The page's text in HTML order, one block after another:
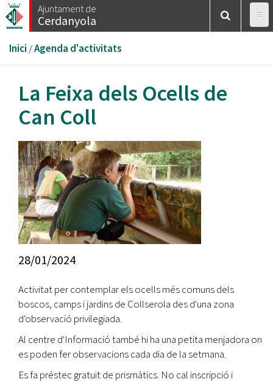
Vés
al
Ajuntament de
Cerdanyola
Esteu
aquí
Inici /Agenda d'activitats
La Feixa dels Ocells de
Can Coll
28/01/2024
Activitat per contemplar els ocells més comuns dels
boscos, camps i jardins de Collserola des d'una zona
d'observació privilegiada.
Al centre d'Informació també hi ha una petita menjadora on
es poden fer observacions cada dia de la setmana.
Es fa préstec gratuït de prismàtics. No cal inscripció i